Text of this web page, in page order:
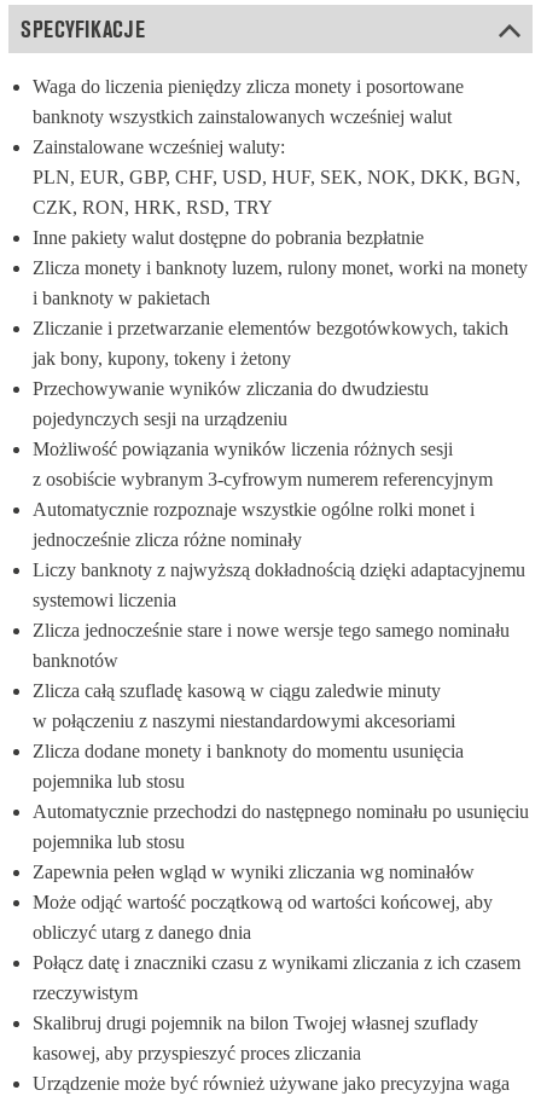
SPECYFIKACJE
Waga do liczenia pieniędzy zlicza monety i posortowane
banknoty wszystkich zainstalowanych wcześniej walut
Zainstalowane wcześniej waluty:
PLN, EUR, GBP, CHF, USD, HUF, SEK, NOK, DKK, BGN,
CZK, RON, HRK, RSD, TRY
Inne pakiety walut dostępne do pobrania bezpłatnie
Zlicza monety i banknoty luzem, rulony monet, worki na monety
i banknoty w pakietach
Zliczanie i przetwarzanie elementów bezgotówkowych, takich
jak bony, kupony, tokeny i żetony
Przechowywanie wyników zliczania do dwudziestu
pojedynczych sesji na urządzeniu
Możliwość powiązania wyników liczenia różnych sesji
z osobiście wybranym 3-cyfrowym numerem referencyjnym
Automatycznie rozpoznaje wszystkie ogólne rolki monet i
jednocześnie zlicza różne nominały
Liczy banknoty z najwyższą dokładnością dzięki adaptacyjnemu
systemowi liczenia
Zlicza jednocześnie stare i nowe wersje tego samego nominału
banknotów
Zlicza całą szufladę kasową w ciągu zaledwie minuty
w połączeniu z naszymi niestandardowymi akcesoriami
Zlicza dodane monety i banknoty do momentu usunięcia
pojemnika lub stosu
Automatycznie przechodzi do następnego nominału po usunięciu
pojemnika lub stosu
Zapewnia pełen wgląd w wyniki zliczania wg nominałów
Może odjąć wartość początkową od wartości końcowej, aby
obliczyć utarg z danego dnia
Połącz datę i znaczniki czasu z wynikami zliczania z ich czasem
rzeczywistym
Skalibruj drugi pojemnik na bilon Twojej własnej szuflady
kasowej, aby przyspieszyć proces zliczania
Urządzenie może być również używane jako precyzyjna waga